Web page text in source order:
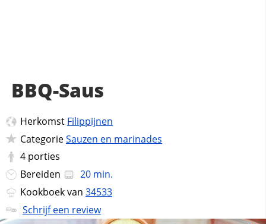
BBQ-Saus
Herkomst Filippijnen
CategorieSauzen en marinades
4 porties
Bereiden
20 min.
Kookboek van 34533
Schrijf een review